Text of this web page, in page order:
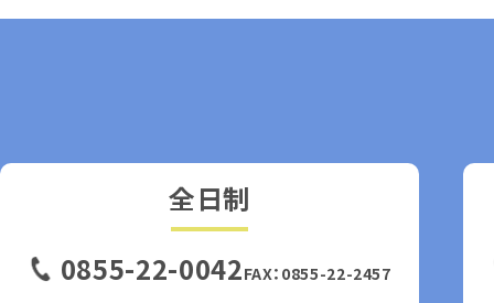
全日制
0855-22-0042FAX：0855-22-2457